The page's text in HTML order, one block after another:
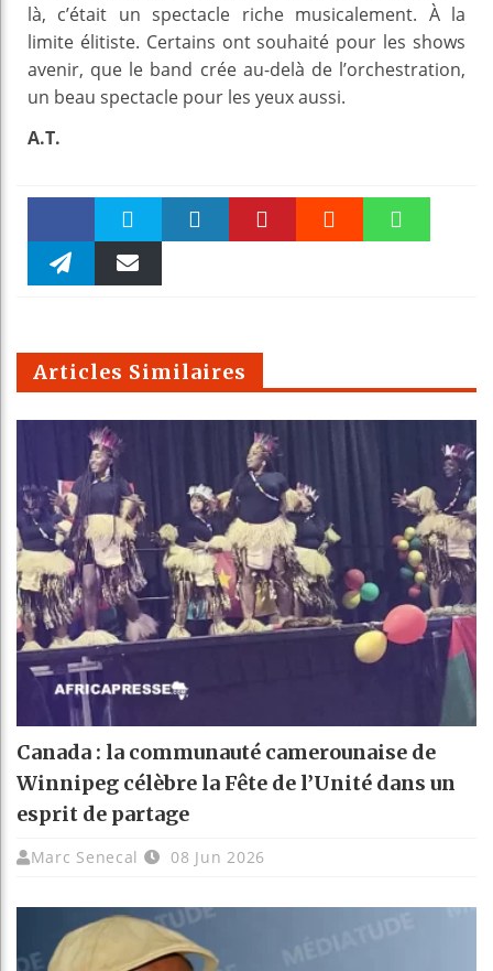
là, c’était un spectacle riche musicalement. À la
limite élitiste. Certains ont souhaité pour les shows
avenir, que le band crée au-delà de l’orchestration,
un beau spectacle pour les yeux aussi.
A.T.
Faceboo Twitter
m
Articles Similaires
Canada : la communauté camerounaise de
Winnipeg célèbre la Fête de l’Unité dans un
esprit de partage
Marc Senecal 08 Jun 2026